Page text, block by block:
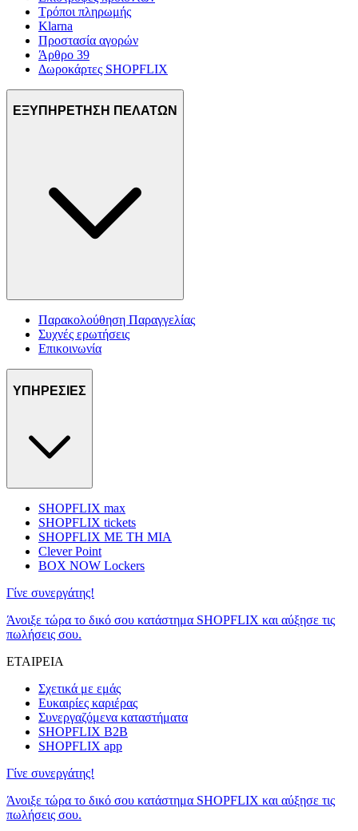
Τρόποι πληρωμής
Klarna
Προστασία αγορών
Άρθρο 39
Δωροκάρτες SHOPFLIX
ΕΞΥΠΗΡΕΤΗΣΗ ΠΕΛΑΤΩΝ
Παρακολούθηση Παραγγελίας
Συχνές ερωτήσεις
Επικοινωνία
ΥΠΗΡΕΣΙΕΣ
SHOPFLIX max
SHOPFLIX tickets
SHOPFLIX ΜΕ ΤΗ ΜΙΑ
Clever Point
BOX NOW Lockers
Γίνε συνεργάτης!
Άνοιξε τώρα το δικό σου κατάστημα SHOPFLIX και αύξησε τις
πωλήσεις σου.
ΕΤΑΙΡΕΙΑ
Σχετικά με εμάς
Ευκαιρίες καριέρας
Συνεργαζόμενα καταστήματα
SHOPFLIX B2B
SHOPFLIX app
Γίνε συνεργάτης!
Άνοιξε τώρα το δικό σου κατάστημα SHOPFLIX και αύξησε τις
πωλήσεις σου.